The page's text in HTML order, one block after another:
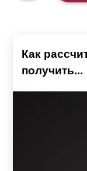
Как
получить...